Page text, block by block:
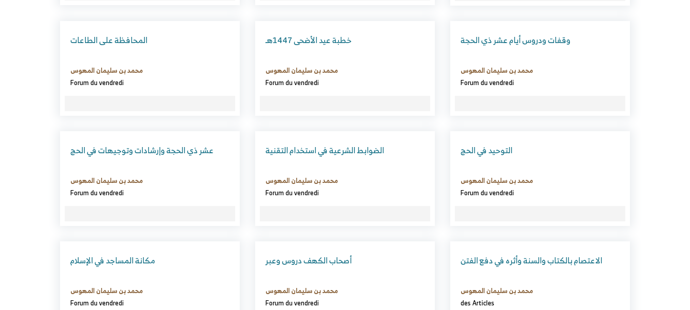
المحافظة على الطاعات
محمد بن سليمان المهوس
Forum du vendredi
خطبة عيد الأضحى 1447هـ
محمد بن سليمان المهوس
Forum du vendredi
وقفات ودروس أيام عشر ذي الحجة
محمد بن سليمان المهوس
Forum du vendredi
عشر ذي الحجة وإرشادات وتوجيهات في الحج
محمد بن سليمان المهوس
Forum du vendredi
الضوابط الشرعية في استخدام التقنية
محمد بن سليمان المهوس
Forum du vendredi
التوحيد في الحج
محمد بن سليمان المهوس
Forum du vendredi
مكانة المساجد في الإسلام
محمد بن سليمان المهوس
Forum du vendredi
أصحاب الكهف دروس وعبر
محمد بن سليمان المهوس
Forum du vendredi
الاعتصام بالكتاب والسنة وأثره في دفع الفتن
محمد بن سليمان المهوس
des Articles